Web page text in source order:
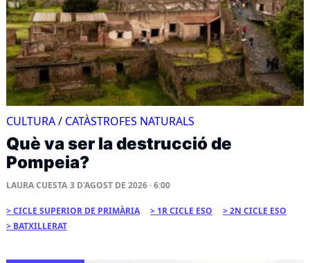
CULTURA/ CATÀSTROFES NATURALS
Què va ser la destrucció de
Pompeia?
LAURA CUESTA 3 D'AGOST DE 2026 · 6:00
CICLE SUPERIOR DE PRIMÀRIA 1R CICLE ESO
2N CICLE ESO
BATXILLERAT